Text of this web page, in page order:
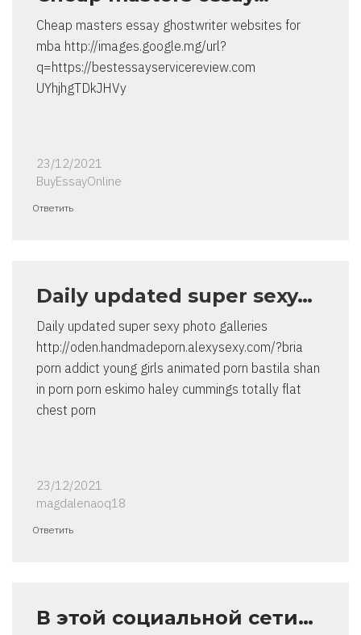
Cheap masters essay ghostwriter websites for
mba http://images.google.mg/url?
q=https://bestessayservicereview.com
UYhjhgTDkJHVy
23/12/2021
BuyEssayOnline
Ответить
Daily updated super sexy…
Daily updated super sexy photo galleries
http://oden.handmadeporn.alexysexy.com/?bria
porn addict young girls animated porn bastila shan
in porn porn eskimo haley cummings totally flat
chest porn
23/12/2021
magdalenaoq18
Ответить
В этой социальной сети…